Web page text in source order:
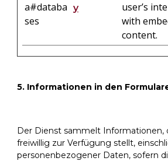
a#databa
ses
y
user’s
with
content.
5. Informationen in den
Der Dienst sammelt Informationen,
freiwillig zur Verfügung stellt,
personenbezogener Daten, sofern